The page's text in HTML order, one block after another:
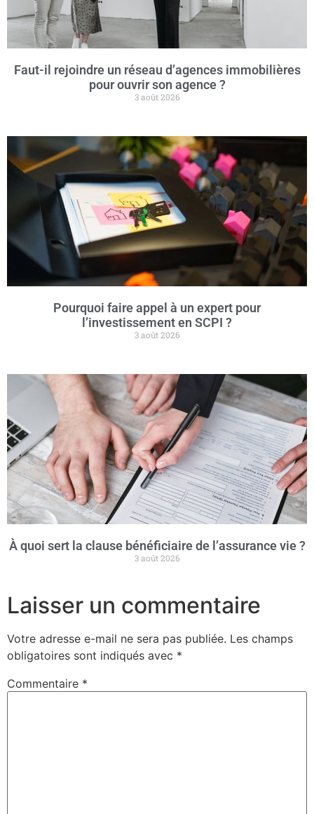
Faut-il rejoindre un réseau d’agences immobilières
pour ouvrir son agence ?
3 août 2026
Pourquoi faire appel à un expert pour
l’investissement en SCPI ?
3 août 2026
À quoi sert la clause bénéficiaire de l’assurance vie ?
3 août 2026
Laisser un commentaire
Votre adresse e-mail ne sera pas publiée. Les champs
obligatoires sont indiqués avec *
Commentaire *